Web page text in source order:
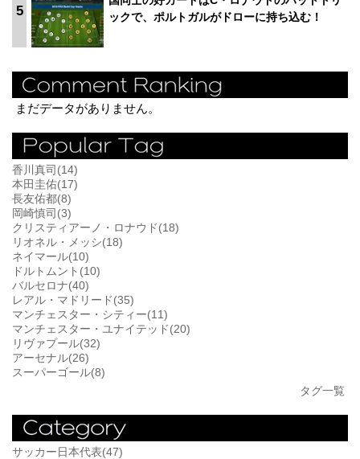
5
ックで、ポルトガルがドローに持ち込む！
まだデータがありません。
香川真司(14)
本田圭佑(17)
長友佑都(8)
岡崎慎司(3)
クリスティアーノ・ロナウド(18)
リオネル・メッシ(18)
ネイマール(10)
ドルトムント(10)
バルセロナ(40)
レアル・マドリード(35)
マンチェスター・シティー(11)
マンチェスター・ユナイテッド(20)
リヴァプール(32)
アーセナル(26)
スーパーゴール(8)
タグ一覧
サッカー日本代表(47)